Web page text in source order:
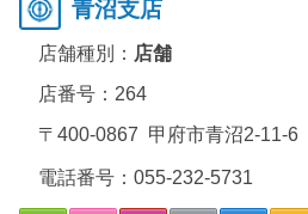
青沼支店
店舗種別： 店舗
店番号：264
〒400-0867 甲府市青沼2-11-6
電話番号： 055-232-5731